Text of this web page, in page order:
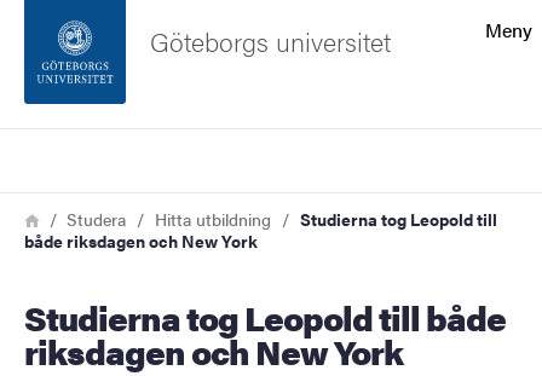
Sidfoten
Om webbplatsen
Meny
Göteborgs universitet
Länkstig
HemStudera Hitta utbildning
Studierna tog Leopold till
både riksdagen och New York
Studierna tog Leopold till både
riksdagen och New York